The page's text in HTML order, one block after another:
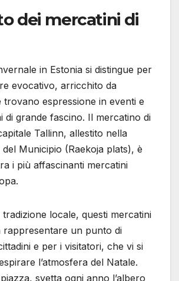
dei mercatini di
in Estonia si distingue per
evocativo, arricchito da
trovano espressione in eventi e
di grande fascino. Il mercatino di
Tallinn, allestito nella
Municipio (Raekoja plats), è
i più affascinanti mercatini
tradizione locale, questi mercatini
rappresentare un punto di
e per i visitatori, che vi si
l’atmosfera del Natale.
svetta ogni anno l’albero